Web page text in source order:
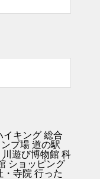
イキング 総合
プ場 道の駅
川遊び博物館 科
ショッピング
・寺院 行った